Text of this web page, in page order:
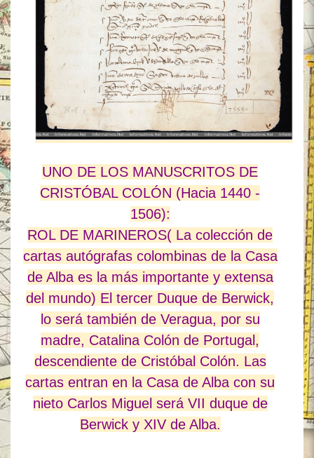
UNO DE LOS MANUSCRITOS DE
CRISTÓBAL COLÓN (Hacia 1440 -
1506):
ROL DE MARINEROS( La colección de
cartas autógrafas colombinas de la Casa
de Alba es la más importante y extensa
del mundo) El tercer Duque de Berwick,
lo será también de Veragua, por su
madre, Catalina Colón de Portugal,
descendiente de Cristóbal Colón. Las
cartas entran en la Casa de Alba con su
nieto Carlos Miguel será VII duque de
Berwick y XIV de Alba.